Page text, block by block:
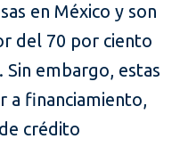
en México y son
del 70 por ciento
embargo, estas
a financiamiento,
crédito